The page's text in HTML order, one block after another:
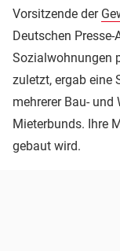
Vorsitzende der
Deutschen
Sozialwohnungen
zuletzt, ergab eine
mehrerer Bau-
Mieterbunds. Ihre
gebaut wird.